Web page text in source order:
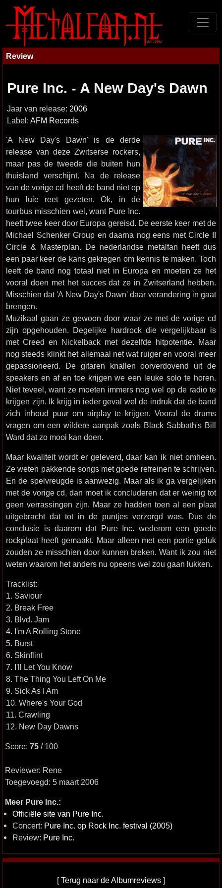
Review
Pure Inc. - A New Day's Dawn
Jaar van release: 2006
Label: AFM Records
'A New Day's Dawn' is de derde
release van deze Zwitserse rockers,
maar pas de tweede die buiten hun
thuisland verschijnt. Na de release
van de vorige cd heeft de band niet op
hun luie reet gezeten. Ok, in de
tourbus misschien wel, want Pure Inc.
heeft twee keer door Europa gereisd. De eerste keer met de
Michael Schenker Group en daarna nog eens met Circle II
Circle & Masterplan. De nederlandse metalfan heeft dus
een paar keer de kans gekregen om kennis te maken. Toch
leeft de band nog totaal niet in Europa en moeten ze het
vooral doen met het succes dat ze in Zwitserland hebben.
Misschien dat 'A New Day's Dawn' daar verandering in gaat
brengen.
Muzikaal gaan ze gewoon door waar ze met de vorige cd
zijn opgehouden. Degelijke hardrock die vergelijkbaar is
met Creed en Nickelback met dezelfde hitpotentie. Maar
nog steeds klinkt het allemaal net wat ruiger en vooral meer
gepassioneerd. De gitaren knallen oorverdovend uit de
speakers en af en toe krijgen we een leuke solo te horen.
Niet teveel, want ze moeten immers nog wel op de radio te
krijgen zijn. Ik krijg in ieder geval wel de indruk dat de band
zich inhoud puur om airplay te krijgen. Vooral de drums
vragen om een wildere aanpak zoals Black Sabbath's Bill
Ward dat zo mooi kan doen.
Maar kwaliteit wordt er geleverd, daar kan ik niet omheen.
Ze weten pakkende songs met goede refreinen te schrijven.
En de spelvreugde is aanwezig. Maar als ik ga vergelijken
met de vorige cd, dan moet ik concluderen dat er weinig tot
geen verrassingen zijn. Maar ze hadden toen al een plaat
uitgebracht dat tot in de puntjes verzorgd was. Dus de
conclusie is daarom dat Pure Inc. wederom een goede
rockplaat heeft gemaakt. Maar alleen met een portie geluk
zouden ze misschien door kunnen breken. Want ik zou niet
weten waarom het anders nu opeens wel zou gaan lukken.
Tracklist:
1. Saviour
2. Break Free
3. Blvd. Jam
4. I'm A Rolling Stone
5. Burst
6. Skinflint
7. I'll Let You Know
8. The Thing You Left On Me
9. Sick As I Am
10. Where's Your God
11. Crawling
12. New Day Dawns
Score: 75 / 100
Reviewer: Rene
Toegevoegd: 5 maart 2006
Meer Pure Inc.:
Officiële site van Pure Inc.
Concert: Pure Inc. op Rock Inc. festival (2005)
Review: Pure Inc.
[Terug naar de Albumreviews ]